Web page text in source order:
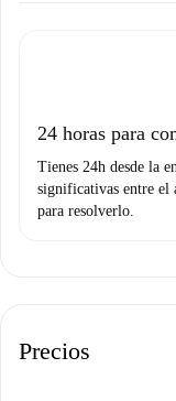
Prueba
no nos
24 horas para
Tienes 24h desde la
significativas entre el
para resolverlo.
Precios